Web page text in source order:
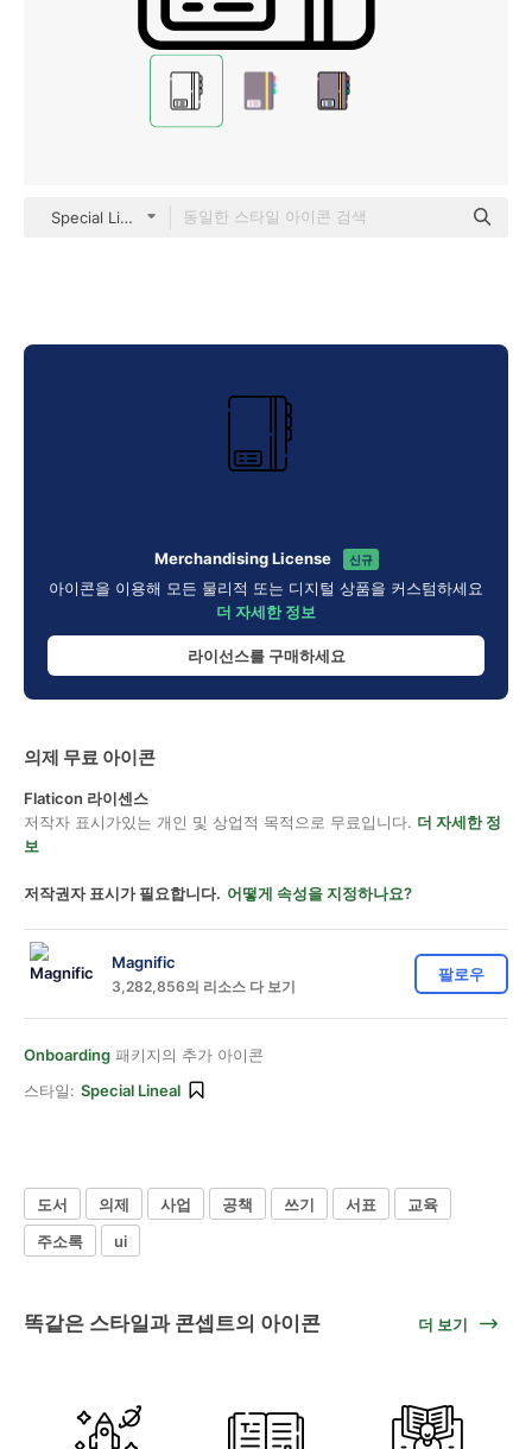
Special Lineal
Merchandising License 신규
아이콘을 이용해 모든 물리적 또는 디지털 상품을 커스텀하세요
더 자세한 정보
라이선스를 구매하세요
의제 무료 아이콘
Flaticon 라이센스
저작자 표시가있는 개인 및 상업적 목적으로 무료입니다. 더 자세한 정
보
저작권자 표시가 필요합니다. 어떻게 속성을 지정하나요?
Magnific
3,282,856의 리소스 다 보기
팔로우
Onboarding 패키지의 추가 아이콘
스타일: Special Lineal
도서 의제 사업 공책 쓰기 서표
교육
주소록
ui
똑같은 스타일과 콘셉트의 아이콘 더 보기